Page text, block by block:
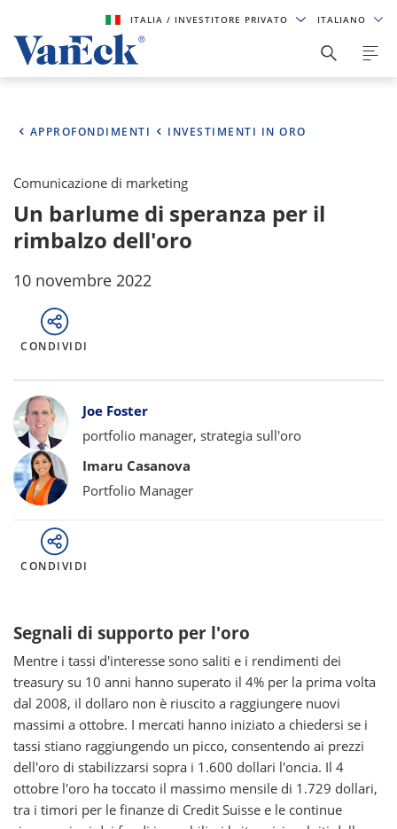
ITALIA/ INVESTITORE PRIVATO ITALIANO
APPROFONDIMENTI INVESTIMENTI IN ORO
Comunicazione di marketing
Un barlume di speranza per il
rimbalzo dell'oro
10 novembre 2022
CONDIVIDI
Bylines
Joe Foster
portfolio manager, strategia sull'oro
Imaru Casanova
Portfolio Manager
CONDIVIDI
Segnali di supporto per l'oro
Mentre i tassi d'interesse sono saliti e i rendimenti dei
treasury su 10 anni hanno superato il 4% per la prima volta
dal 2008, il dollaro non è riuscito a raggiungere nuovi
massimi a ottobre. I mercati hanno iniziato a chiedersi se i
tassi stiano raggiungendo un picco, consentendo ai prezzi
dell'oro di stabilizzarsi sopra i 1.600 dollari l'oncia. Il 4
ottobre l'oro ha toccato il massimo mensile di 1.729 dollari,
tra i timori per le finanze di Credit Suisse e le continue